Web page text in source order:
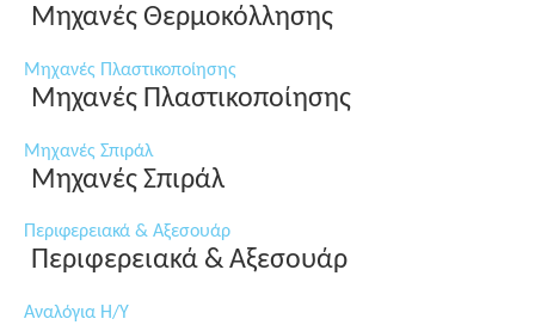
Μηχανές Θερμοκόλλησης
Μηχανές Πλαστικοποίησης
Μηχανές Πλαστικοποίησης
Μηχανές Σπιράλ
Μηχανές Σπιράλ
Περιφερειακά & Αξεσουάρ
Περιφερειακά & Αξεσουάρ
Αναλόγια Η/Υ